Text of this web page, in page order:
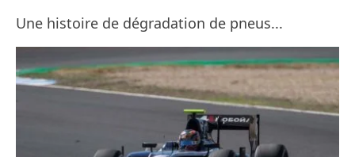
Une histoire de dégradation de pneus...